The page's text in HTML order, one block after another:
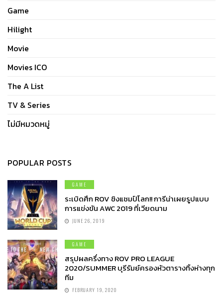
Game
Hilight
Movie
Movies ICO
The A List
TV & Series
ไม่มีหมวดหมู่
POPULAR POSTS
GAME
ระเบิดศึก ROV ชิงแชมป์โลก!! การีน่าเผยรูปแบบ
การแข่งขัน AWC 2019 ที่เวียดนาม
JUNE 26, 2019
GAME
สรุปผลครึ่งทาง ROV PRO LEAGUE
2020/SUMMER บุรีรัมย์ครองหัวตารางทิ้งห่างทุก
ทีม
FEBRUARY 19, 2020